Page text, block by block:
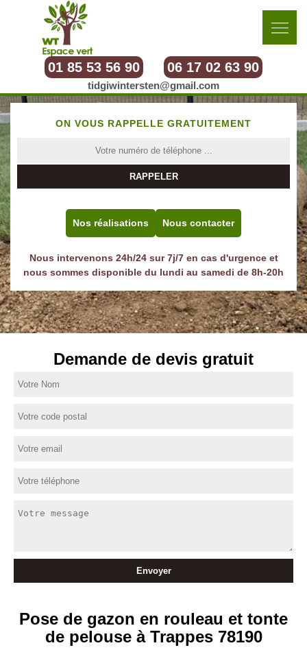
01 85 53 56 90 06 17 02 63 90
tidgiwintersten@gmail.com
ON VOUS RAPPELLE GRATUITEMENT
Nos réalisations Nous contacter
Nous intervenons 24h/24 sur 7j/7 en cas d'urgence et
nous sommes disponible du lundi au samedi de 8h-20h
Demande de devis gratuit
Pose de gazon en rouleau et tonte
de pelouse à Trappes 78190